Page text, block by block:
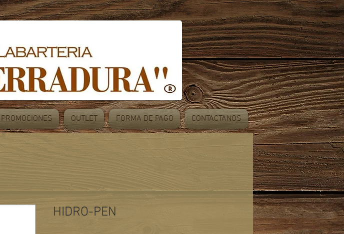
PROMOCIONES OUTLET FORMA DE PAGO CONTACTANOS
HIDRO-PEN